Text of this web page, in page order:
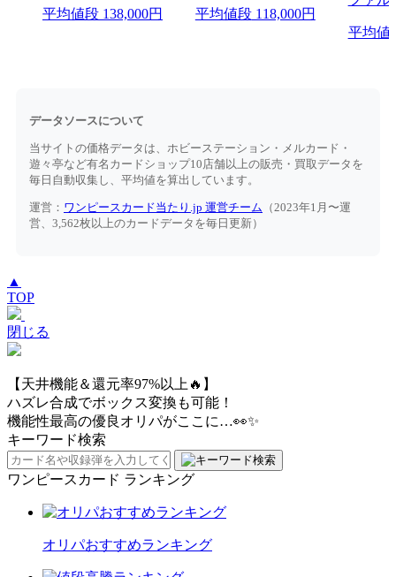
平均値段 138,000円 平均値段118,000円
平均値
データソースについて
当サイトの価格データは、ホビーステーション・メルカード・
遊々亭など有名カードショップ10店舗以上の販売・買取データを
毎日自動収集し、平均値を算出しています。
運営： ワンピースカード当たり.jp 運営チーム （2023年1月〜運
営、3,562枚以上のカードデータを毎日更新）
▲
TOP
閉じる
【天井機能＆還元率97%以上🔥】
ハズレ合成でボックス変換も可能！
機能性最高の優良オリパがここに…👀✨
キーワード検索
ワンピースカード ランキング
オリパおすすめランキング